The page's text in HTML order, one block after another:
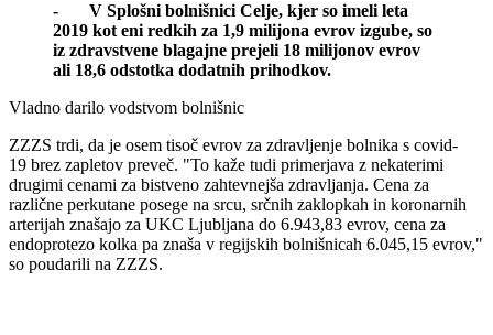
- V Splošni bolnišnici Celje, kjer so imeli leta
2019 kot eni redkih za 1,9 milijona evrov izgube, so
iz zdravstvene blagajne prejeli 18 milijonov evrov
ali 18,6 odstotka dodatnih prihodkov.
Vladno darilo vodstvom bolnišnic
ZZZS trdi, da je osem tisoč evrov za zdravljenje bolnika s covid-
19 brez zapletov preveč. "To kaže tudi primerjava z nekaterimi
drugimi cenami za bistveno zahtevnejša zdravljanja. Cena za
različne perkutane posege na srcu, srčnih zaklopkah in koronarnih
arterijah znašajo za UKC Ljubljana do 6.943,83 evrov, cena za
endoprotezo kolka pa znaša v regijskih bolnišnicah 6.045,15 evrov,"
so poudarili na ZZZS.